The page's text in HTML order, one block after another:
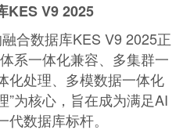
KES V9 2025
合数据库KES V9 2025正
系一体化兼容、多集群一
化处理、多模数据一体化
”为核心，旨在成为满足AI
数据库标杆。